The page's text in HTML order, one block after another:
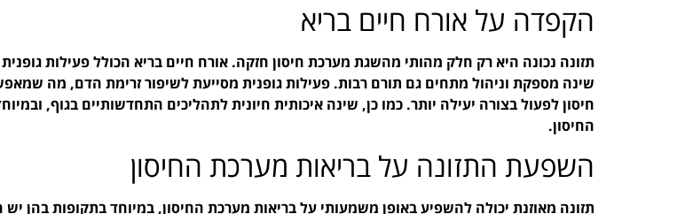
הקפדה על אורח חיים בריא
תזונה נכונה היא רק חלק מהותי מהשגת מערכת חיסון חזקה. אורח חיים בריא הכולל פעילות
שינה מספקת וניהול מתחים גם תורם רבות. פעילות גופנית מסייעת לשיפור זרימת הדם, מה
חיסון לפעול בצורה יעילה יותר. כמו כן, שינה איכותית חיונית לתהליכים התחדשותיים בגוף,
החיסון.
השפעת התזונה על בריאות מערכת החיסון
תזונה מאוזנת יכולה להשפיע באופן משמעותי על בריאות מערכת החיסון, במיוחד בתקופות בהן